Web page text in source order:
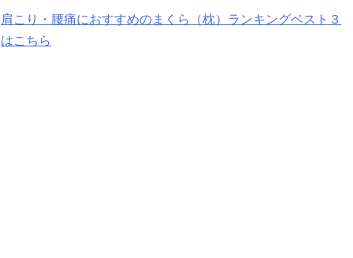
肩こり・腰痛におすすめのまくら（枕）ランキングベスト３
はこちら